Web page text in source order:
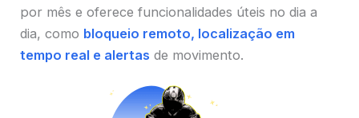
por mês e oferece funcionalidades úteis no dia a
dia, como bloqueio remoto, localização em
tempo real e alertas de movimento.